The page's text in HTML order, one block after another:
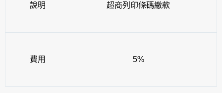
說明 超商列印條碼繳款
費用 5%